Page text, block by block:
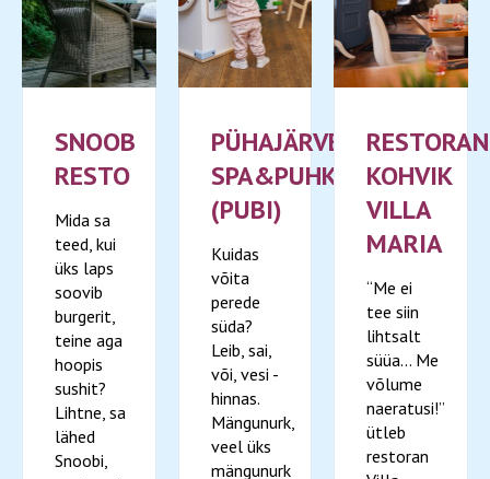
SNOOB
RESTO
Mida sa
teed, kui
üks laps
soovib
burgerit,
teine aga
hoopis
sushit?
Lihtne, sa
lähed
Snoobi,
PÜHAJÄRVE
SPA&PUHKEKESKUS
(PUBI)
Kuidas
võita
perede
süda?
Leib, sai,
või, vesi -
hinnas.
Mängunurk,
veel üks
mängunurk
KOHVIK
VILLA
MARIA
“Me ei
tee siin
lihtsalt
süüa... Me
võlume
naeratusi!”
ütleb
restoran